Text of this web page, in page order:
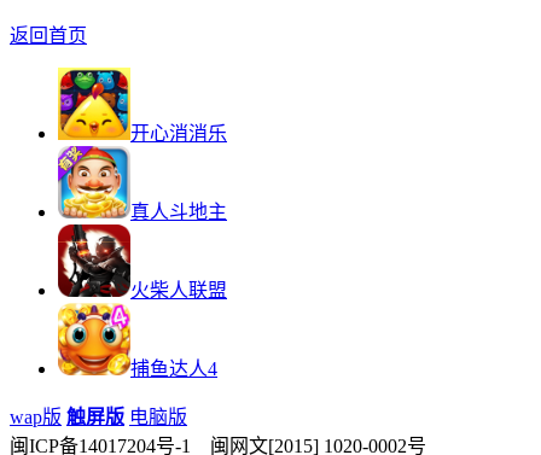
返回首页
开心消消乐
真人斗地主
火柴人联盟
捕鱼达人4
wap版 触屏版 电脑版
闽ICP备14017204号-1 闽网文[2015] 1020-0002号